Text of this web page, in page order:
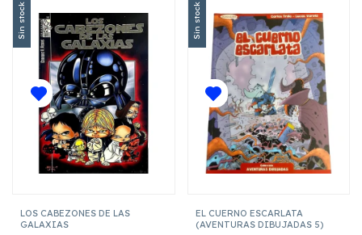
Sin stock
LOS CABEZONES DE LAS
GALAXIAS
Sin stock
EL CUERNO ESCARLATA
(AVENTURAS DIBUJADAS 5)